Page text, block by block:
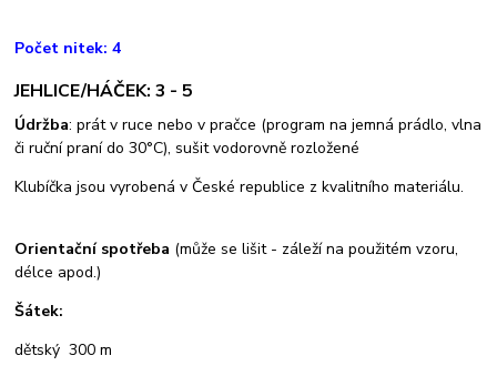
Počet nitek: 4
JEHLICE/HÁČEK: 3 - 5
Údržba: prát v ruce nebo v pračce (program na jemná prádlo, vlna
či ruční praní do 30°C), sušit vodorovně rozložené
Klubíčka jsou vyrobená v České republice z kvalitního materiálu.
Orientační spotřeba (může se lišit - záleží na použitém vzoru,
délce apod.)
Šátek:
dětský 300 m